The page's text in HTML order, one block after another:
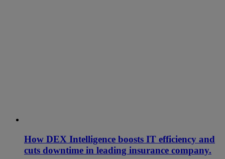
How DEX Intelligence boosts IT efficiency and
cuts downtime in leading insurance company.